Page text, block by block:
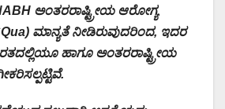
ಅಂತರರಾಷ್ಟ್ರೀಯ ಆರೋಗ್ಯ
ಮಾನ್ಯತೆ ನೀಡಿರುವುದರಿಂದ, ಇದರ
ಹಾಗೂ ಅಂತರರಾಷ್ಟ್ರೀಯ